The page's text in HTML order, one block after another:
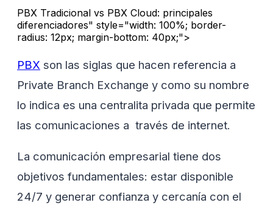
PBX Tradicional vs PBX Cloud: principales
diferenciadores" style="width: 100%; border-
radius: 12px; margin-bottom: 40px;">
PBX son las siglas que hacen referencia a
Private Branch Exchange y como su nombre
lo indica es una centralita privada que permite
las comunicaciones a través de internet.
La comunicación empresarial tiene dos
objetivos fundamentales: estar disponible
24/7 y generar confianza y cercanía con el